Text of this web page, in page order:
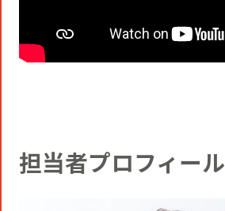
担当者プロフィール